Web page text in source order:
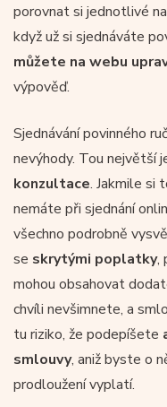
porovnat si jednotlivé
když už si sjednáváte
můžete na webu
výpověď.
Sjednávání povinného
nevýhody. Tou největší
konzultace. Jakmile si
nemáte při sjednání
všechno podrobně
se skrytými poplatky,
mohou obsahovat
chvíli nevšimnete, a
tu riziko, že podepíšete
smlouvy, aniž byste o
prodloužení vyplatí.